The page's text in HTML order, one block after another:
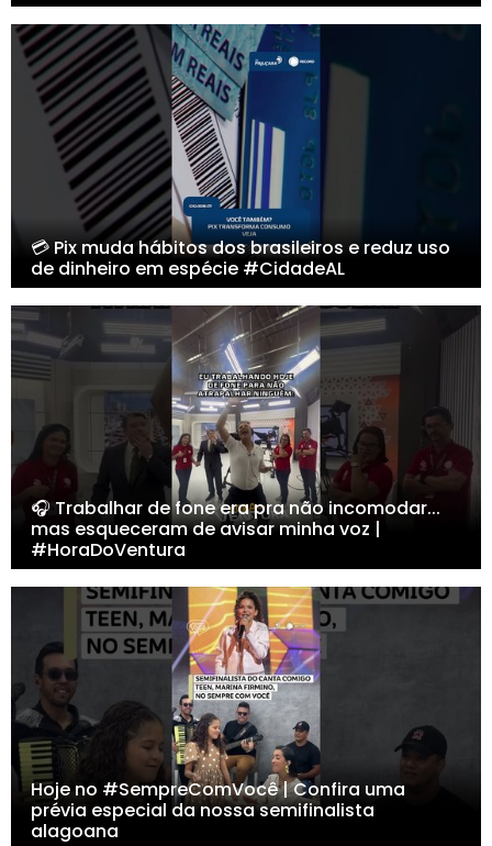
💳 Pix muda hábitos dos brasileiros e reduz uso
de dinheiro em espécie #CidadeAL
🎧 Trabalhar de fone era pra não incomodar...
mas esqueceram de avisar minha voz |
#HoraDoVentura
Hoje no #SempreComVocê | Confira uma
prévia especial da nossa semifinalista
alagoana